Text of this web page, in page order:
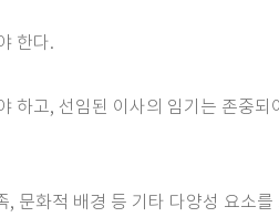
한다.
고, 선임된 이사의 임기는 존중
문화적 배경 등 기타 다양성 요소